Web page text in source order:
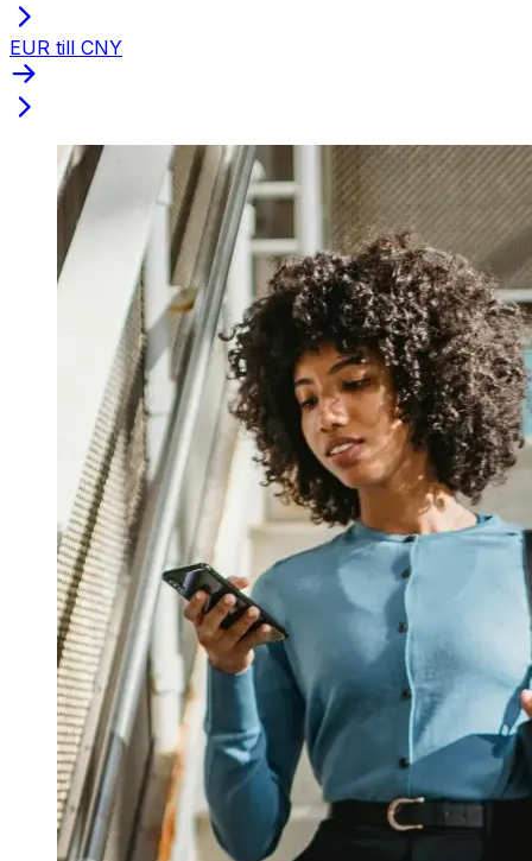
EUR till CNY